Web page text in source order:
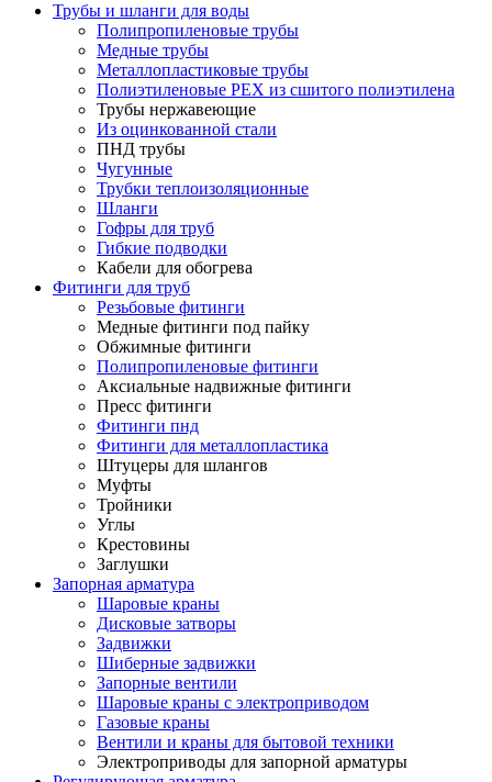
Трубы и шланги для воды
Полипропиленовые трубы
Медные трубы
Металлопластиковые трубы
Полиэтиленовые PEX из сшитого полиэтилена
Трубы нержавеющие
Из оцинкованной стали
ПНД трубы
Чугунные
Трубки теплоизоляционные
Шланги
Гофры для труб
Гибкие подводки
Кабели для обогрева
Фитинги для труб
Резьбовые фитинги
Медные фитинги под пайку
Обжимные фитинги
Полипропиленовые фитинги
Аксиальные надвижные фитинги
Пресс фитинги
Фитинги пнд
Фитинги для металлопластика
Штуцеры для шлангов
Муфты
Тройники
Углы
Крестовины
Заглушки
Запорная арматура
Шаровые краны
Дисковые затворы
Задвижки
Шиберные задвижки
Запорные вентили
Шаровые краны с электроприводом
Газовые краны
Вентили и краны для бытовой техники
Электроприводы для запорной арматуры